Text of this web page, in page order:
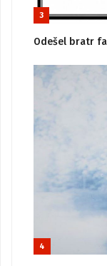
3
Odešel bratr
4